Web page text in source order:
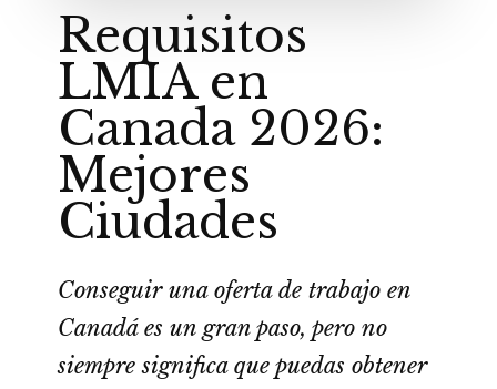
Requisitos
LMIA en
Canada 2026:
Mejores
Ciudades
Conseguir una oferta de trabajo en
Canadá es un gran paso, pero no
siempre significa que puedas obtener